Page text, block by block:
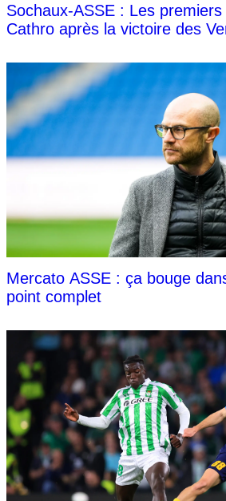
Sochaux-ASSE : Les
Cathro après la victoire des
Mercato ASSE : ça bouge
point complet